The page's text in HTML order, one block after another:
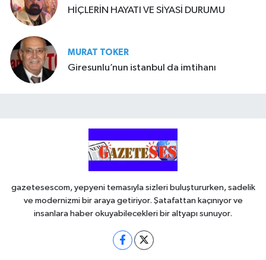
HİÇLERİN HAYATI VE SİYASİ DURUMU
MURAT TOKER
Giresunlu’nun istanbul da imtihanı
gazetesescom, yepyeni temasıyla sizleri buluştururken, sadelik
ve modernizmi bir araya getiriyor. Şatafattan kaçınıyor ve
insanlara haber okuyabilecekleri bir altyapı sunuyor.